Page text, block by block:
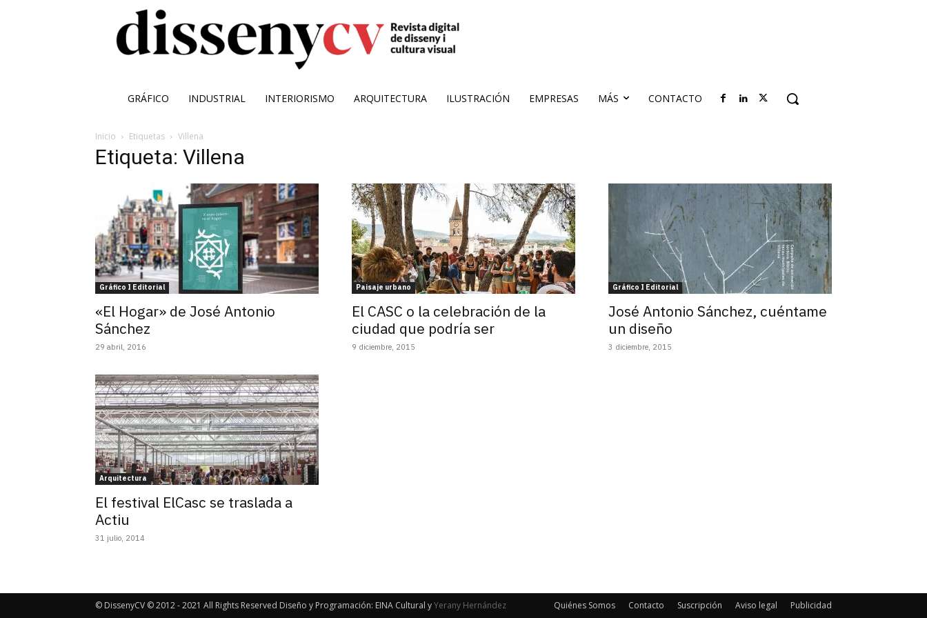
GRÁFICO INDUSTRIAL INTERIORISMO ARQUITECTURA ILUSTRACIÓN EMPRESAS MÁS CONTACTO
Inicio Etiquetas Villena
Etiqueta: Villena
Gráfico I Editorial
«El Hogar» de José Antonio
Sánchez
29 abril, 2016
Paisaje urbano
El CASC o la celebración de la
ciudad que podría ser
9 diciembre, 2015
Gráfico I Editorial
José Antonio Sánchez, cuéntame
un diseño
3 diciembre, 2015
Arquitectura
El festival ElCasc se traslada a
Actiu
31 julio, 2014
Quiénes Somos Contacto Suscripción Aviso legal Publicidad
© DissenyCV © 2012 - 2021 All Rights Reserved Diseño y Programación: EINA Cultural yYerany Hernández